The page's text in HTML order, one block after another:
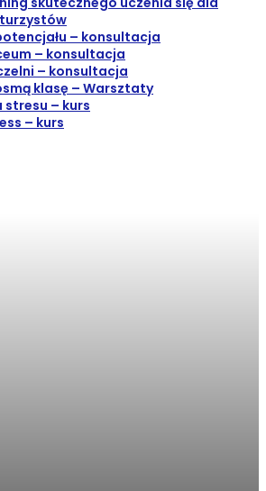
– konsultacja
– konsultacja
– konsultacja
klasę – Warsztaty
stresu – kurs
– kurs